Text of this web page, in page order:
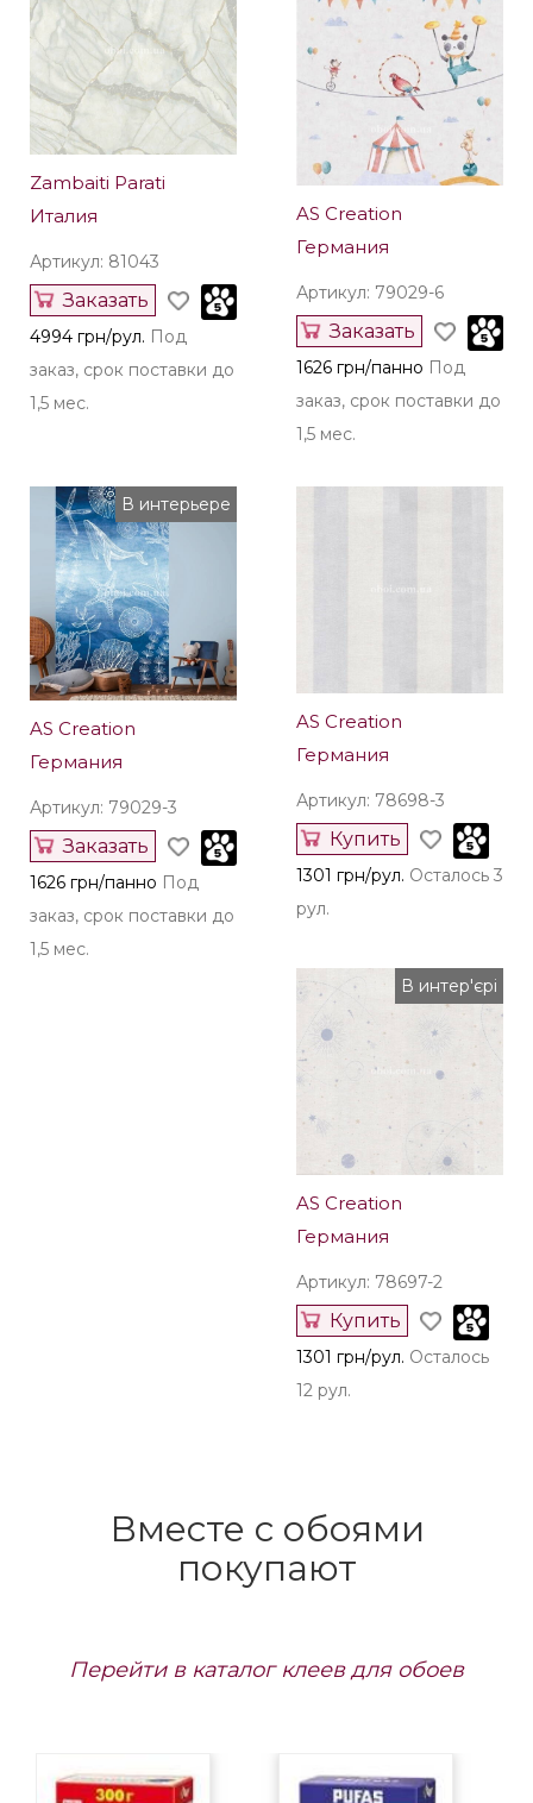
Zambaiti Parati
Италия
Артикул: 81043
Заказать
4994 грн/рул. Под
заказ, срок поставки до
1,5 мес.
AS Creation
Германия
Артикул: 79029-6
Заказать
1626 грн/панно Под
заказ, срок поставки до
1,5 мес.
В интерьере
AS Creation
Германия
Артикул: 79029-3
Заказать
1626 грн/панно Под
заказ, срок поставки до
1,5 мес.
AS Creation
Германия
Артикул: 78698-3
Купить
1301 грн/рул. Осталось 3
рул.
В интер'єрі
AS Creation
Германия
Артикул: 78697-2
Купить
1301 грн/рул. Осталось
12 рул.
Вместе с обоями
покупают
Перейти в каталог клеев для обоев